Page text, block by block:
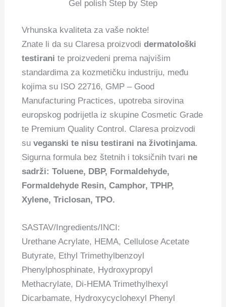
Gel polish Step by Step
Vrhunska kvaliteta za vaše nokte!
Znate li da su Claresa proizvodidermatološki
testirani te proizvedeni prema najvišim
standardima za kozmetičku industriju, među
kojima su ISO 22716, GMP – Good
Manufacturing Practices, upotreba sirovina
europskog podrijetla iz skupine Cosmetic Grade
te Premium Quality Control. Claresa proizvodi
suveganski te nisu testirani na životinjama.
Sigurna formula bez štetnih i toksičnih tvari ne
sadrži: Toluene, DBP, Formaldehyde,
Formaldehyde Resin, Camphor, TPHP,
Xylene, Triclosan, TPO.
SASTAV/Ingredients/INCI:
Urethane Acrylate, HEMA, Cellulose Acetate
Butyrate, Ethyl Trimethylbenzoyl
Phenylphosphinate, Hydroxypropyl
Methacrylate, Di-HEMA Trimethylhexyl
Dicarbamate, Hydroxycyclohexyl Phenyl